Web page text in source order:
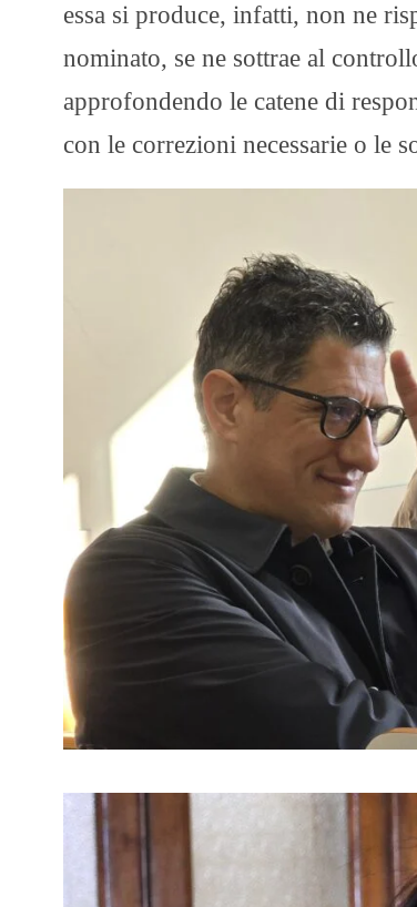
essa si produce, infatti, non ne
nominato, se ne sottrae al
approfondendo le catene di
con le correzioni necessarie o le